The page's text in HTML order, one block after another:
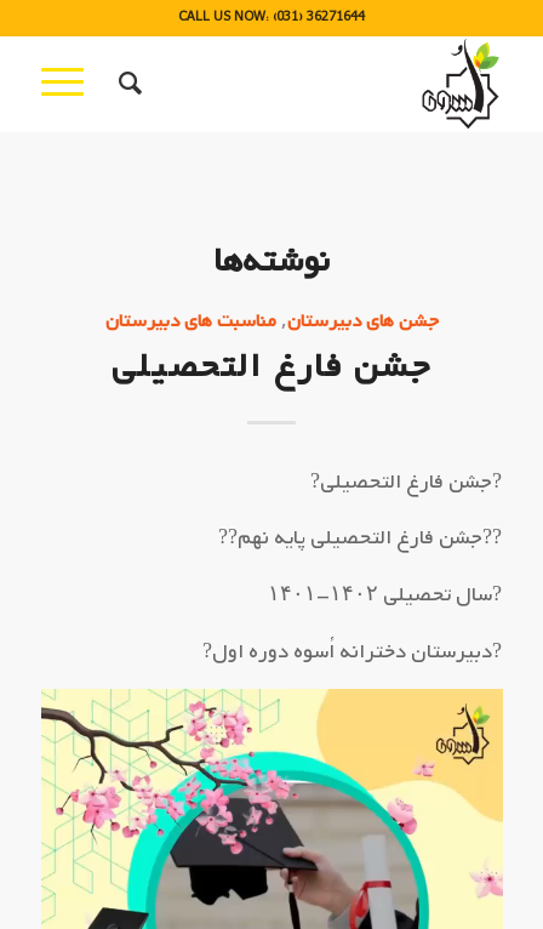
CALL US NOW: (031) 36271644
نوشته‌ها
جشن های دبیرستان,مناسبت های دبیرستان
جشن فارغ التحصیلی
?جشن فارغ التحصیلی?
??جشن فارغ التحصیلی پایه نهم??
?سال تحصیلی ۱۴۰۲-۱۴۰۱
?دبیرستان دخترانه اُسوه دوره اول?